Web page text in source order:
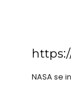
NASA se